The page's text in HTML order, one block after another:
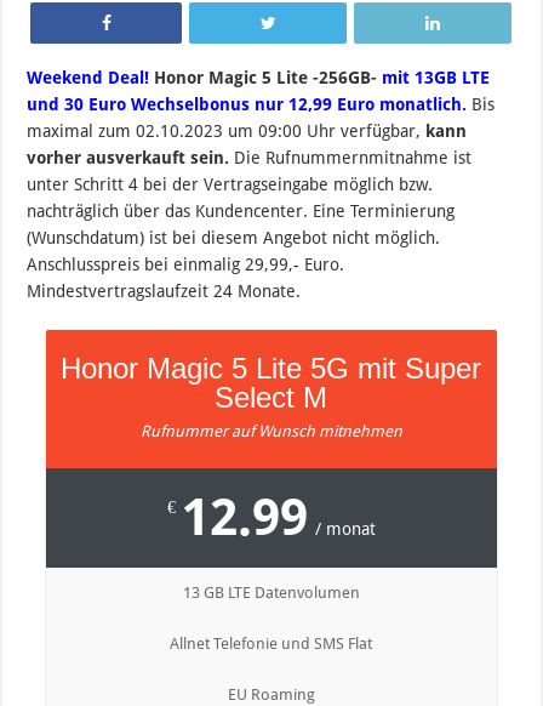
Weekend Deal! Honor Magic 5 Lite -256GB- mit 13GB LTE
und 30 Euro Wechselbonus nur 12,99 Euro monatlich. Bis
maximal zum 02.10.2023 um 09:00 Uhr verfügbar, kann
vorher ausverkauft sein. Die Rufnummernmitnahme ist
unter Schritt 4 bei der Vertragseingabe möglich bzw.
nachträglich über das Kundencenter. Eine Terminierung
(Wunschdatum) ist bei diesem Angebot nicht möglich.
Anschlusspreis bei einmalig 29,99,- Euro.
Mindestvertragslaufzeit 24 Monate.
Honor Magic 5 Lite 5G mit Super
Select M
Rufnummer auf Wunsch mitnehmen
€ 12.99 / monat
13 GB LTE Datenvolumen
Allnet Telefonie und SMS Flat
EU Roaming